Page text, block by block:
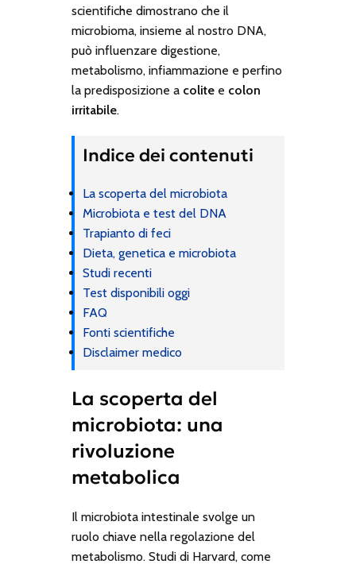
scientifiche dimostrano che il
microbioma, insieme al nostro DNA,
può influenzare digestione,
metabolismo, infiammazione e perfino
la predisposizione a colitee colon
irritabile.
Indice dei contenuti
La scoperta del microbiota
Microbiota e test del DNA
Trapianto di feci
Dieta, genetica e microbiota
Studi recenti
Test disponibili oggi
FAQ
Fonti scientifiche
Disclaimer medico
La scoperta del
microbiota: una
rivoluzione
metabolica
Il microbiota intestinale svolge un
ruolo chiave nella regolazione del
metabolismo. Studi di Harvard, come